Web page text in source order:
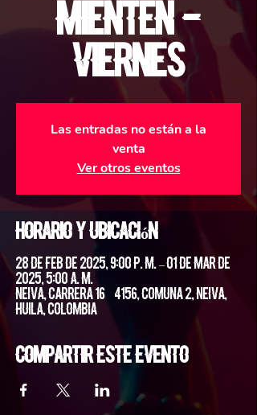
Mienten -
Viernes
Las entradas no están a la
venta
Ver otros eventos
Horario y ubicación
28 de feb de 2025, 9:00 p. m. – 01 de mar de
2025, 5:00 a. m.
Neiva, Carrera 16 #4156, Comuna 2, Neiva,
Huila, Colombia
Compartir este evento